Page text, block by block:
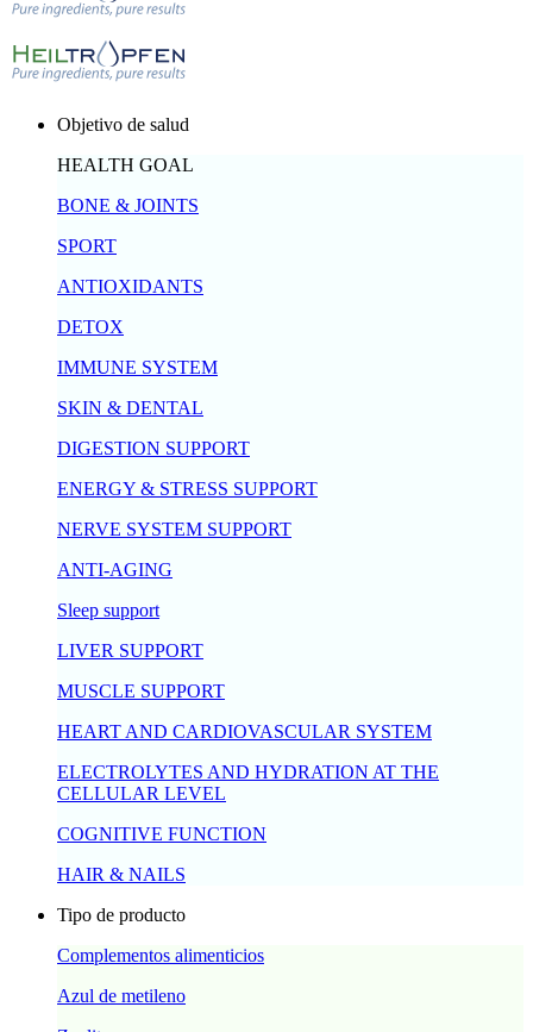
Objetivo de salud
HEALTH GOAL
BONE & JOINTS
SPORT
ANTIOXIDANTS
DETOX
IMMUNE SYSTEM
SKIN & DENTAL
DIGESTION SUPPORT
ENERGY & STRESS SUPPORT
NERVE SYSTEM SUPPORT
ANTI-AGING
Sleep support
LIVER SUPPORT
MUSCLE SUPPORT
HEART AND CARDIOVASCULAR SYSTEM
ELECTROLYTES AND HYDRATION AT THE
CELLULAR LEVEL
COGNITIVE FUNCTION
HAIR & NAILS
Tipo de producto
Complementos alimenticios
Azul de metileno